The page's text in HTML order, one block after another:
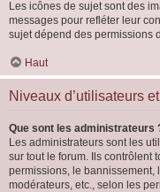
Les icônes de sujet sont des
messages pour refléter leur
sujet dépend des permissions
Haut
Niveaux d’utilisateurs
Que sont les administrateurs
Les administrateurs sont les
sur tout le forum. Ils contrôlent
permissions, le bannissement,
modérateurs, etc., selon les